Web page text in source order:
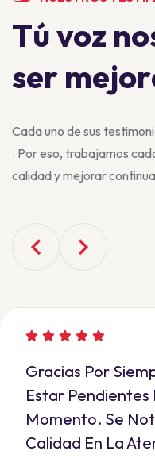
Túvoz no
ser mejor
Cada uno de sus
. Por eso, trabajamos
calidad y mejorar
Gracias Por El
Explicaron Cómo
Que Antes No
Servicio Se Había